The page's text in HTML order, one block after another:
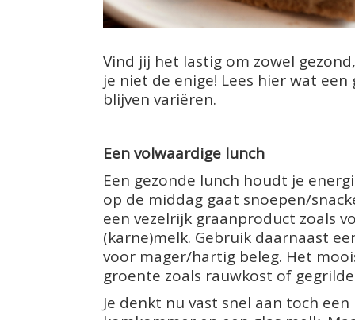
Vind jij het lastig om zowel
je niet de enige! Lees hier wat
blijven variëren.
Een volwaardige lunch
Een gezonde lunch houdt je
op de middag gaat snoepen/
een vezelrijk graanproduct zoals
(karne)melk. Gebruik daarnaast
voor mager/hartig beleg. Het
groente zoals rauwkost of
Je denkt nu vast snel aan toch